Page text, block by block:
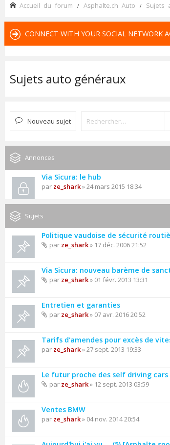
Accueil du forum Asphalte.ch Auto Sujets
CONNECT WITH YOUR SOCIAL NETWORK
Sujets auto généraux
Nouveau sujet
Annonces
Via Sicura: le hub
par ze_shark» 24 mars 2015 18:34
Sujets
Politique vaudoise de sécurité
par ze_shark» 17 déc. 2006 21:52
Via Sicura: nouveau barème de
par ze_shark» 01 févr. 2013 13:31
Entretien et garanties
par ze_shark» 07 avr. 2016 20:52
Tarifs d'amendes pour excès de
par ze_shark» 27 sept. 2013 19:33
Le futur proche des self driving
par ze_shark» 12 sept. 2013 03:59
Ventes BMW
par ze_shark» 04 nov. 2014 20:54